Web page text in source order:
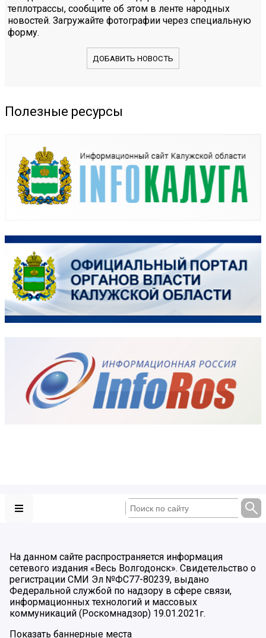
теплотрассы, сообщите об этом в ленте народных
новостей. Загружайте фотографии через специальную
форму.
ДОБАВИТЬ НОВОСТЬ
Полезные ресурсы
На данном сайте распространяется информация
сетевого издания «Весь Волгодонск». Свидетельство о
регистрации СМИ Эл №ФС77-80239, выдано
Федеральной службой по надзору в сфере связи,
информационных технологий и массовых
коммуникаций (Роскомнадзор) 19.01.2021г.
Показать баннерные места